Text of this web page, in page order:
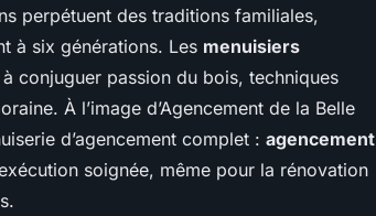
perpétuent des traditions familiales,
à six générations. Les menuisiers
conjuguer passion du bois, techniques
À l’image d’Agencement de la Belle
d’agencement complet : agencement
soignée, même pour la rénovation